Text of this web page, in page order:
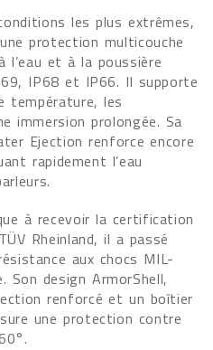
les plus extrêmes,
protection multicouche
et à la poussière
IP68 et IP66. Il supporte
température, les
immersion prolongée. Sa
Ejection renforce encore
rapidement l’eau
à recevoir la certification
Rheinland, il a passé
aux chocs MIL-
Son design ArmorShell,
renforcé et un boîtier
une protection contre